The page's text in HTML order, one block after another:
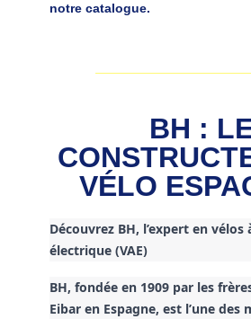
notre catalogue.
BH :
VÉLO
Découvrez BH, l’expert en vélos
électrique (VAE)
BH, fondée en 1909 par les
Eibar en Espagne, est l’une des